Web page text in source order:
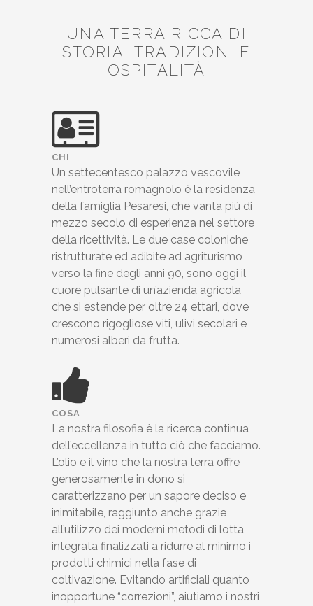
UNA TERRA RICCA DI
STORIA, TRADIZIONI E
OSPITALITÀ
CHI
Un settecentesco palazzo vescovile
nell’entroterra romagnolo è la residenza
della famiglia Pesaresi, che vanta più di
mezzo secolo di esperienza nel settore
della ricettività. Le due case coloniche
ristrutturate ed adibite ad agriturismo
verso la fine degli anni 90, sono oggi il
cuore pulsante di un’azienda agricola
che si estende per oltre 24 ettari, dove
crescono rigogliose viti, ulivi secolari e
numerosi alberi da frutta.
COSA
La nostra filosofia è la ricerca continua
dell’eccellenza in tutto ciò che facciamo.
L’olio e il vino che la nostra terra offre
generosamente in dono si
caratterizzano per un sapore deciso e
inimitabile, raggiunto anche grazie
all’utilizzo dei moderni metodi di lotta
integrata finalizzati a ridurre al minimo i
prodotti chimici nella fase di
coltivazione. Evitando artificiali quanto
inopportune “correzioni”, aiutiamo i nostri